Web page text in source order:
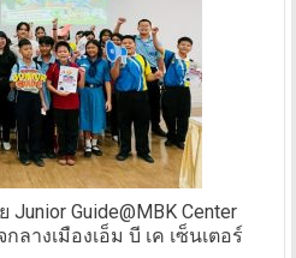
Guide@MBK Center
ลางเมืองเอ็ม บี เค เซ็นเตอร์